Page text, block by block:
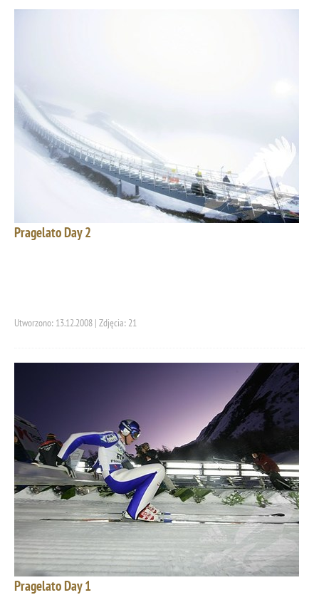
Pragelato Day 2
Utworzono: 13.12.2008 | Zdjęcia: 21
Pragelato Day 1